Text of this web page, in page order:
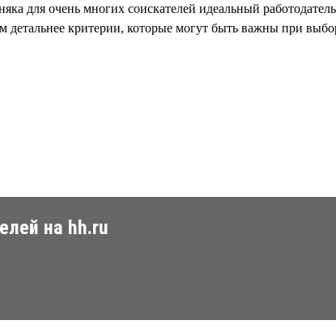
для очень многих соискателей идеальный
детальнее критерии, которые могут быть важны при
на hh.ru